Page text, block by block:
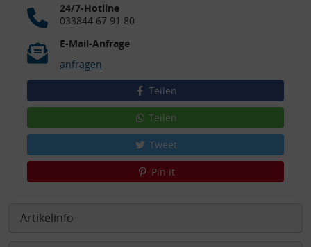
24/7-Hotline
033844 67 91 80
E-Mail-Anfrage
anfragen
Teilen
Teilen
Tweet
Pin it
Artikelinfo